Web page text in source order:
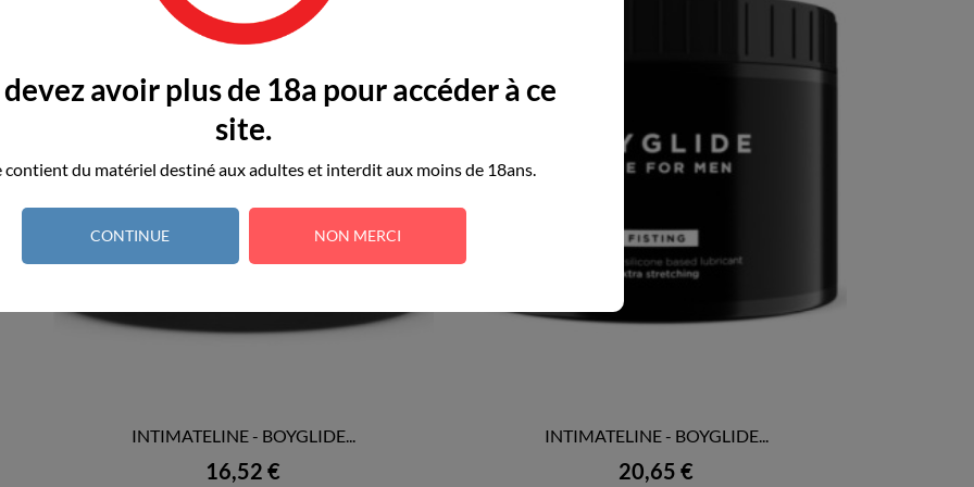
avoir plus de 18a pour accéder à ce
site.
contient du matériel destiné aux adultes et interdit aux moins de 18ans.
CONTINUE NON MERCI
APERÇU RAPIDE
INTIMATELINE - BOYGLIDE...
Prix
16,52 € APERÇU RAPIDE
INTIMATELINE - BOYGLIDE...
Prix
20,65 €